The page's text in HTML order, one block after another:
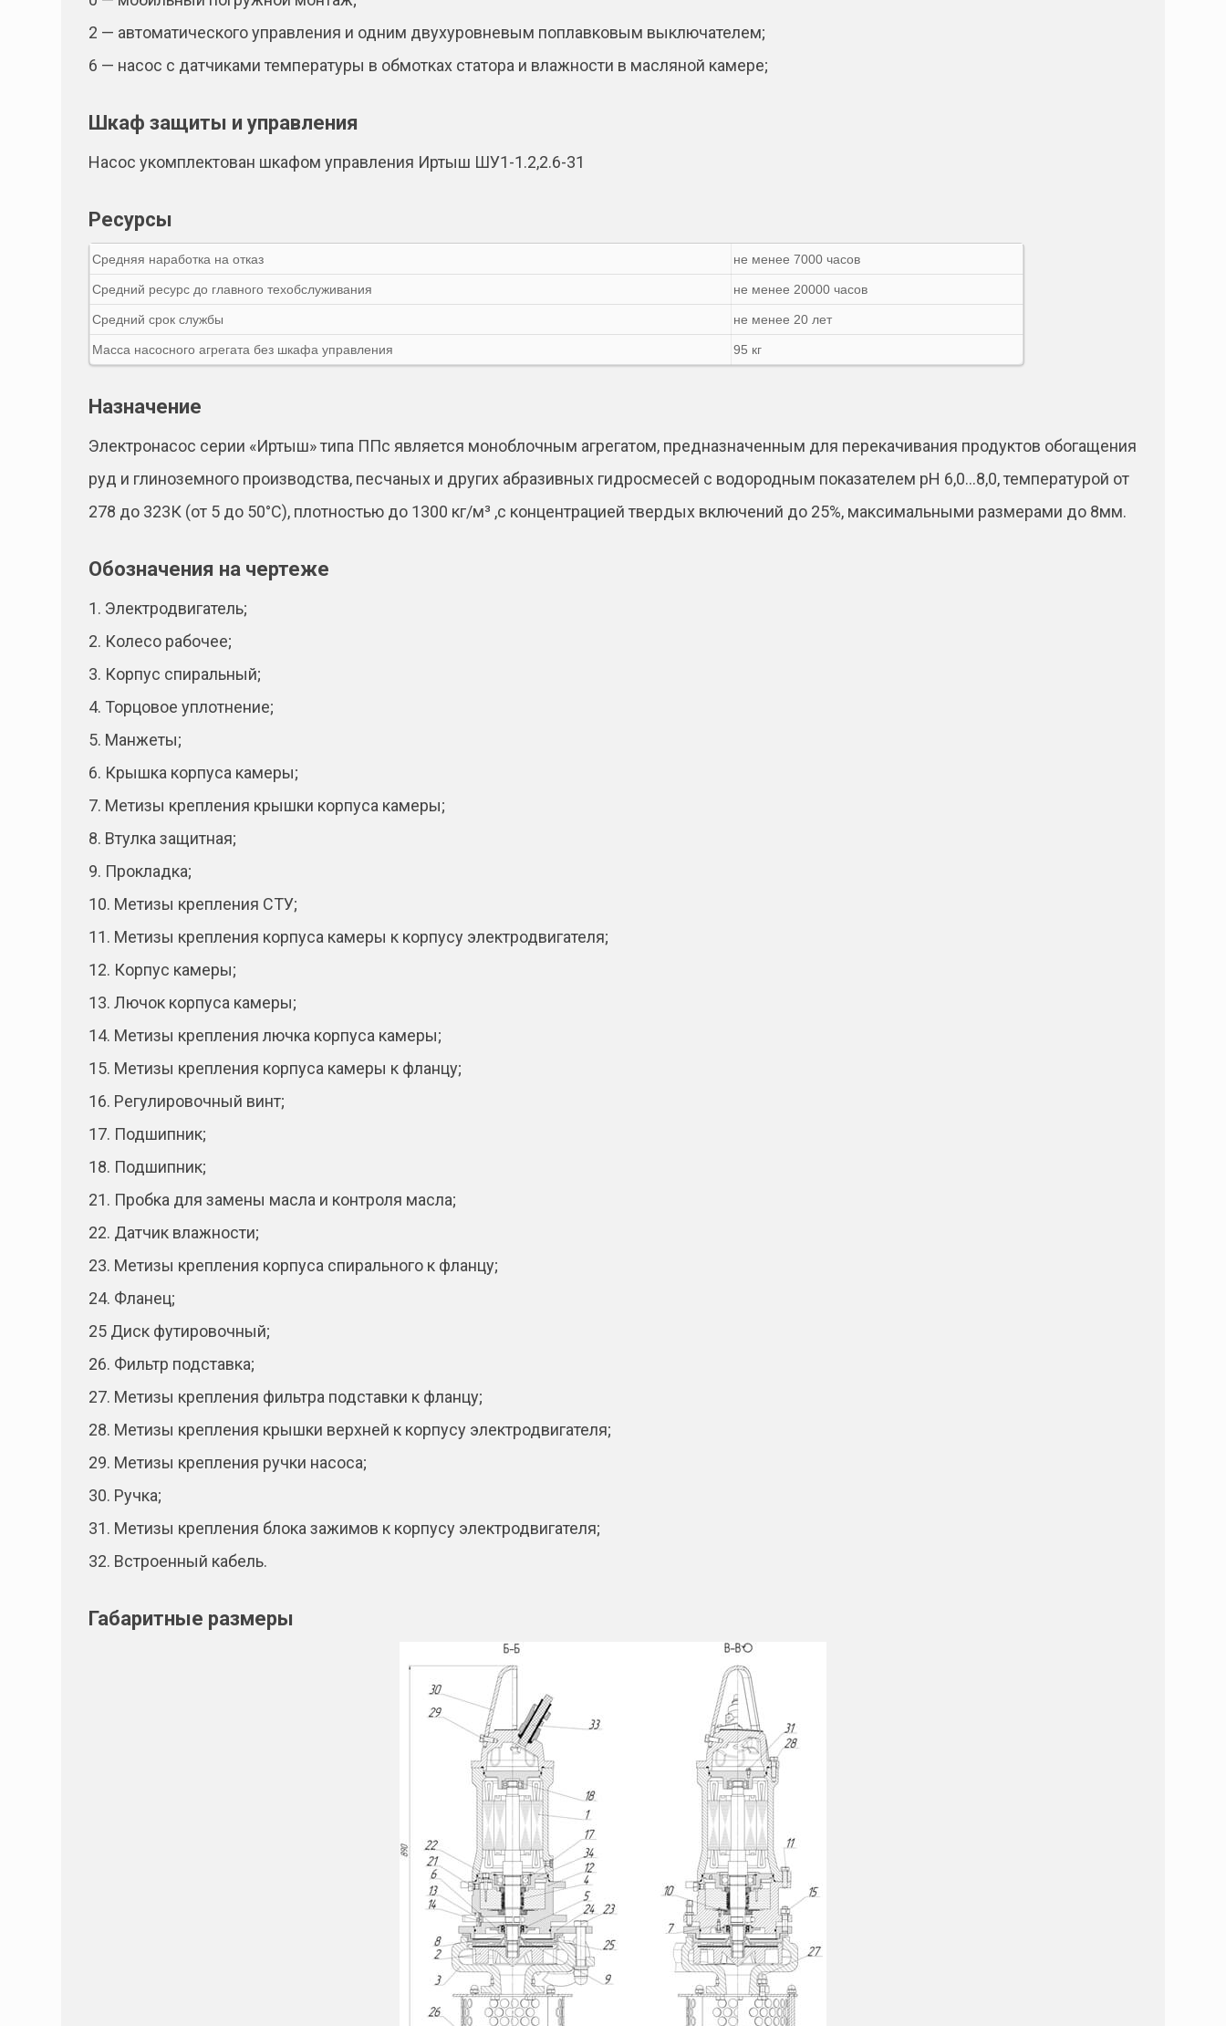
2 — автоматического управления и одним двухуровневым поплавковым выключателем;
6 — насос с датчиками температуры в обмотках статора и влажности в масляной камере;
Шкаф защиты и управления
Насос укомплектован шкафом управления Иртыш ШУ1-1.2,2.6-31
Ресурсы
Средняя наработка на отказ не менее 7000 часов
Средний ресурс до главного техобслуживания не менее 20000 часов
Средний срок службы не менее 20 лет
Масса насосного агрегата без шкафа управления 95 кг
Назначение
Электронасос серии «Иртыш» типа ППс является моноблочным агрегатом, предназначенным для перекачивания продуктов обогащения
руд и глиноземного производства, песчаных и других абразивных гидросмесей с водородным показателем рН 6,0…8,0, температурой от
278 до 323К (от 5 до 50°С), плотностью до 1300 кг/м³ ,с концентрацией твердых включений до 25%, максимальными размерами до 8мм.
Обозначения на чертеже
1. Электродвигатель;
2. Колесо рабочее;
3. Корпус спиральный;
4. Торцовое уплотнение;
5. Манжеты;
6. Крышка корпуса камеры;
7. Метизы крепления крышки корпуса камеры;
8. Втулка защитная;
9. Прокладка;
10. Метизы крепления СТУ;
11. Метизы крепления корпуса камеры к корпусу электродвигателя;
12. Корпус камеры;
13. Лючок корпуса камеры;
14. Метизы крепления лючка корпуса камеры;
15. Метизы крепления корпуса камеры к фланцу;
16. Регулировочный винт;
17. Подшипник;
18. Подшипник;
21. Пробка для замены масла и контроля масла;
22. Датчик влажности;
23. Метизы крепления корпуса спирального к фланцу;
24. Фланец;
25 Диск футировочный;
26. Фильтр подставка;
27. Метизы крепления фильтра подставки к фланцу;
28. Метизы крепления крышки верхней к корпусу электродвигателя;
29. Метизы крепления ручки насоса;
30. Ручка;
31. Метизы крепления блока зажимов к корпусу электродвигателя;
32. Встроенный кабель.
Габаритные размеры